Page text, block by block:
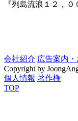
『列島流浪１２，
会社紹介 広告案内
Copyright by
個人情報 著作権
TOP